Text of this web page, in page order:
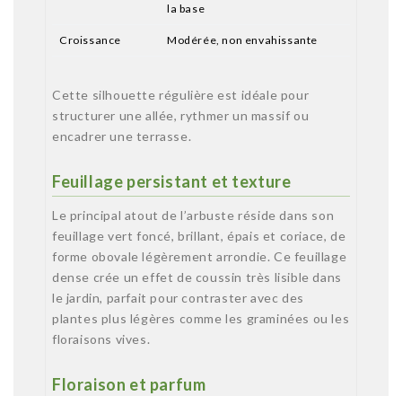
la base
Croissance Modérée, non envahissante
Cette silhouette régulière est idéale pour
structurer une allée, rythmer un massif ou
encadrer une terrasse.
Feuillage persistant et texture
Le principal atout de l’arbuste réside dans son
feuillage vert foncé, brillant, épais et coriace, de
forme obovale légèrement arrondie. Ce feuillage
dense crée un effet de coussin très lisible dans
le jardin, parfait pour contraster avec des
plantes plus légères comme les graminées ou les
floraisons vives.
Floraison et parfum